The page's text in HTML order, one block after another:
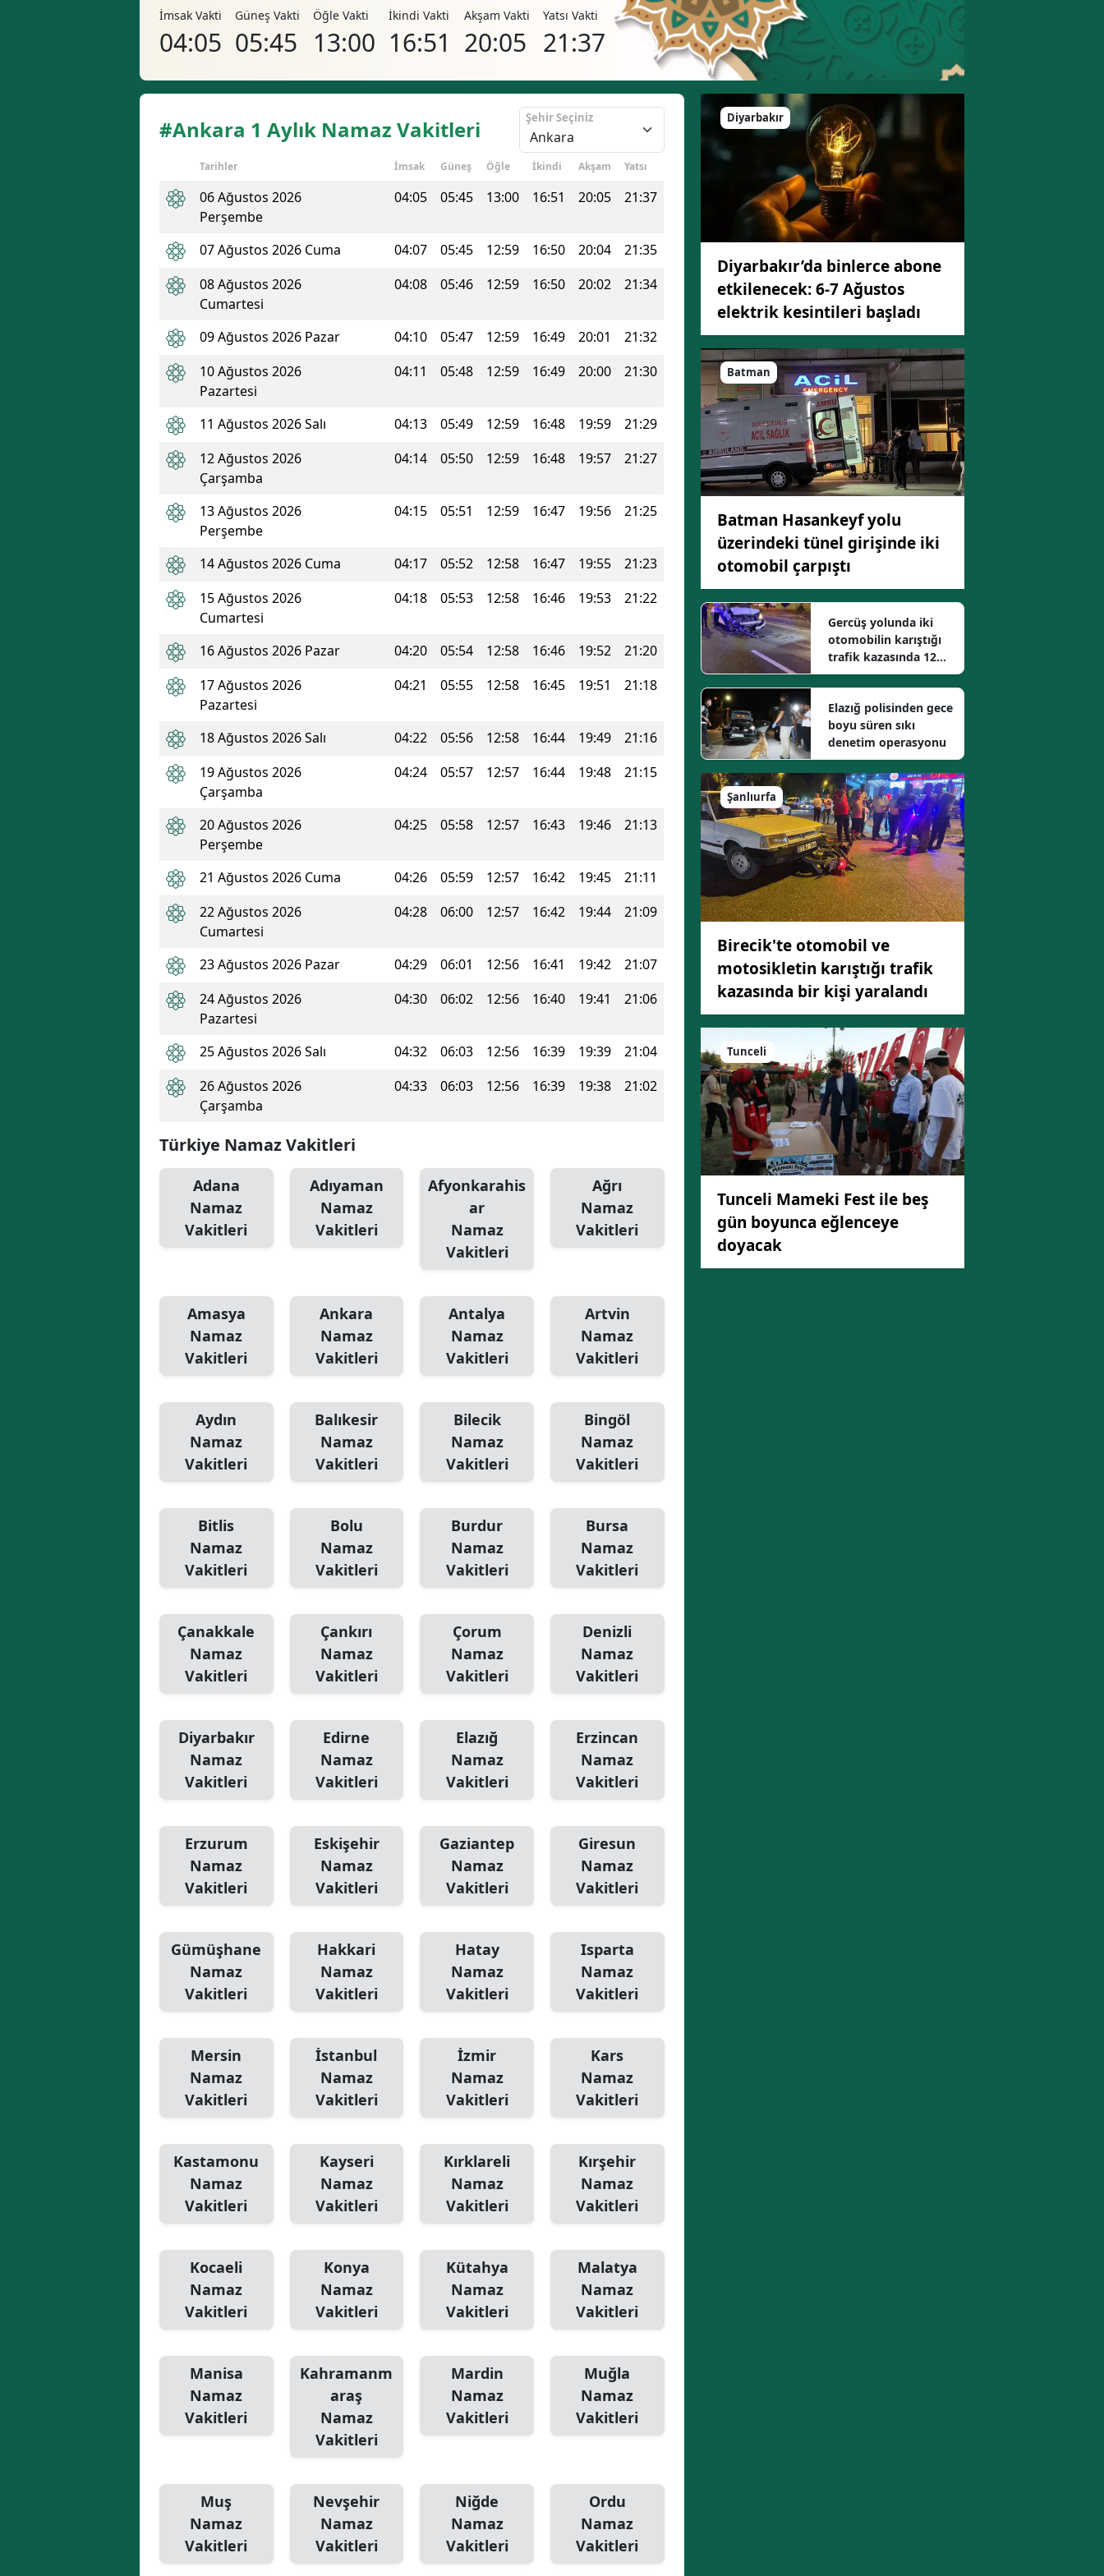
Bilecik
Bolu
Burdur
Bursa
Çanakkale
Çorum
Denizli
Diyarbakır
Edirne
Elazığ
Erzincan
Erzurum
Eskişehir
Gaziantep
Giresun
Gümüşhane
Hakkari
Hatay
Isparta
Mersin
İstanbul
İzmir
Kars
Kastamonu
Kayseri
Kırklareli
Kırşehir
Kocaeli
Konya
Kütahya
Malatya
Manisa
Kahramanmaraş
Mardin
İmsak Vakti
04:05
Güneş Vakti
05:45
Öğle Vakti
13:00
İkindi Vakti
16:51
Akşam Vakti
20:05
Yatsı Vakti
21:37
#Ankara 1 Aylık Namaz Vakitleri Şehir Seçiniz
Tarihler İmsak Güneş Öğle İkindi Akşam Yatsı
06 Ağustos 2026
Perşembe
04:05 05:45 13:00 16:51 20:05 21:37
07 Ağustos 2026 Cuma 04:07 05:45 12:59 16:50 20:04
21:35
08 Ağustos 2026
Cumartesi
04:08 05:46 12:59 16:50 20:02 21:34
09 Ağustos 2026 Pazar 04:10 05:47 12:59 16:49 20:01
21:32
10 Ağustos 2026
Pazartesi
04:11 05:48 12:59 16:49 20:00 21:30
11 Ağustos 2026 Salı 04:13 05:49 12:59 16:48 19:59
21:29
12 Ağustos 2026
Çarşamba
04:14 05:50 12:59 16:48 19:57 21:27
13 Ağustos 2026
Perşembe
04:15 05:51 12:59 16:47 19:56 21:25
14 Ağustos 2026 Cuma 04:17 05:52 12:58 16:47 19:55
21:23
15 Ağustos 2026
Cumartesi
04:18 05:53 12:58 16:46 19:53 21:22
16 Ağustos 2026 Pazar 04:20 05:54 12:58 16:46 19:52
21:20
17 Ağustos 2026
Pazartesi
04:21 05:55 12:58 16:45 19:51 21:18
18 Ağustos 2026 Salı 04:22 05:56 12:58 16:44 19:49
21:16
19 Ağustos 2026
Çarşamba
04:24 05:57 12:57 16:44 19:48 21:15
20 Ağustos 2026
Perşembe
04:25 05:58 12:57 16:43 19:46 21:13
21 Ağustos 2026 Cuma 04:26 05:59 12:57 16:42 19:45
21:11
22 Ağustos 2026
Cumartesi
04:28 06:00 12:57 16:42 19:44 21:09
23 Ağustos 2026 Pazar 04:29 06:01 12:56 16:41 19:42
21:07
24 Ağustos 2026
Pazartesi
04:30 06:02 12:56 16:40 19:41 21:06
25 Ağustos 2026 Salı 04:32 06:03 12:56 16:39 19:39
21:04
26 Ağustos 2026
Çarşamba
04:33 06:03 12:56 16:39 19:38 21:02
Türkiye Namaz Vakitleri
Adana
Namaz
Vakitleri
Adıyaman
Namaz
Vakitleri
Afyonkarahis
ar
Namaz
Vakitleri
Ağrı
Namaz
Vakitleri
Amasya
Namaz
Vakitleri
Ankara
Namaz
Vakitleri
Antalya
Namaz
Vakitleri
Artvin
Namaz
Vakitleri
Aydın
Namaz
Vakitleri
Balıkesir
Namaz
Vakitleri
Bilecik
Namaz
Vakitleri
Bingöl
Namaz
Vakitleri
Bitlis
Namaz
Vakitleri
Bolu
Namaz
Vakitleri
Burdur
Namaz
Vakitleri
Bursa
Namaz
Vakitleri
Çanakkale
Namaz
Vakitleri
Çankırı
Namaz
Vakitleri
Çorum
Namaz
Vakitleri
Denizli
Namaz
Vakitleri
Diyarbakır
Namaz
Vakitleri
Edirne
Namaz
Vakitleri
Elazığ
Namaz
Vakitleri
Erzincan
Namaz
Vakitleri
Erzurum
Namaz
Vakitleri
Eskişehir
Namaz
Vakitleri
Gaziantep
Namaz
Vakitleri
Giresun
Namaz
Vakitleri
Gümüşhane
Namaz
Vakitleri
Hakkari
Namaz
Vakitleri
Hatay
Namaz
Vakitleri
Isparta
Namaz
Vakitleri
Mersin
Namaz
Vakitleri
İstanbul
Namaz
Vakitleri
İzmir
Namaz
Vakitleri
Kars
Namaz
Vakitleri
Kastamonu
Namaz
Vakitleri
Kayseri
Namaz
Vakitleri
Kırklareli
Namaz
Vakitleri
Kırşehir
Namaz
Vakitleri
Kocaeli
Namaz
Vakitleri
Konya
Namaz
Vakitleri
Kütahya
Namaz
Vakitleri
Malatya
Namaz
Vakitleri
Manisa
Namaz
Vakitleri
Kahramanm
araş
Namaz
Vakitleri
Mardin
Namaz
Vakitleri
Muğla
Namaz
Vakitleri
Muş
Namaz
Vakitleri
Nevşehir
Namaz
Vakitleri
Niğde
Namaz
Vakitleri
Ordu
Namaz
Vakitleri
Diyarbakır
Diyarbakır’da binlerce abone
etkilenecek: 6-7 Ağustos
elektrik kesintileri başladı
Batman
Batman Hasankeyf yolu
üzerindeki tünel girişinde iki
otomobil çarpıştı
Gercüş yolunda iki
otomobilin karıştığı
trafik kazasında 12
kişi yaralandı
Elazığ polisinden gece
boyu süren sıkı
denetim operasyonu
Şanlıurfa
Birecik'te otomobil ve
motosikletin karıştığı trafik
kazasında bir kişi yaralandı
Tunceli
Tunceli Mameki Fest ile beş
gün boyunca eğlenceye
doyacak